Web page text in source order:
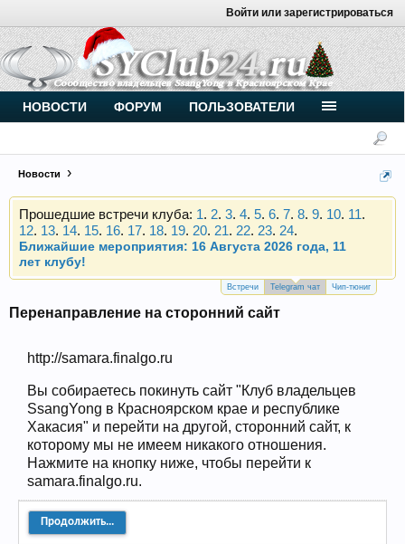
Войти или зарегистрироваться
Новости
Внимание, новые участники нашего клуба!
Основное общение происходит вTelegram-чате.
Присоединяйтесь.
Чип-тюнинг (прошивка) дизелей от
Vahmurka
12.13.14.15.16.17.18.19.20.21.22.23.24.
Ближайшие мероприятия: 16 Августа 2026 года, 11
лет клубу!
Внимание, новые участники нашего клуба!
Основное общение происходит вTelegram-чате.
Чип-тюнинг (прошивка) дизелей от
Прошедшие встречи клуба:1.2 .3.4 .5 .6.7.8.9.10
12.13.14.15.16.17.18 .19.20.21 22.23.24.
Ближайшие мероприятия: 16 Августа 2026 года, 11
лет клубу!
Встречи Telegram чат Чип-тюниг
Перенаправление на сторонний сайт
http://samara.finalgo.ru
Вы собираетесь покинуть сайт "Клуб владельцев
SsangYong в Красноярском крае и республике
Хакасия" и перейти на другой, сторонний сайт, к
которому мы не имеем никакого отношения.
Нажмите на кнопку ниже, чтобы перейти к
samara.finalgo.ru.
Продолжить...
НОВОСТИ ФОРУМ ПОЛЬЗОВАТЕЛИ